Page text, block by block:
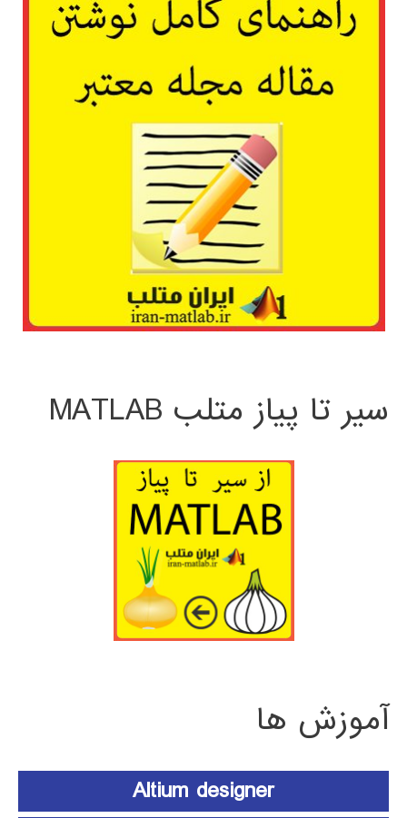
سیر تا پیاز متلب MATLAB
آموزش ها
Altium designer